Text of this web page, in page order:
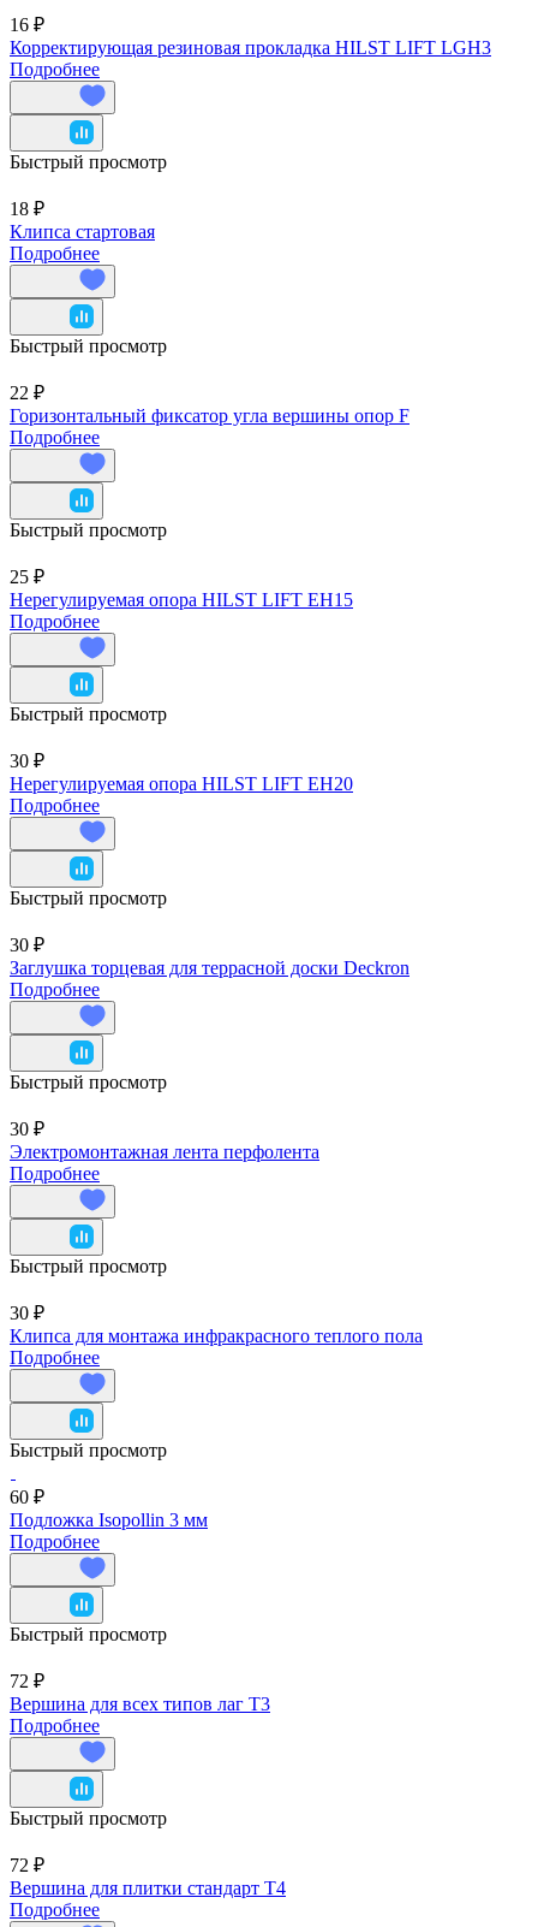
16 ₽
Корректирующая резиновая прокладка HILST LIFT LGH3
Подробнее
Быстрый просмотр
18 ₽
Клипса стартовая
Подробнее
Быстрый просмотр
22 ₽
Горизонтальный фиксатор угла вершины опор F
Подробнее
Быстрый просмотр
25 ₽
Нерегулируемая опора HILST LIFT ЕН15
Подробнее
Быстрый просмотр
30 ₽
Нерегулируемая опора HILST LIFT ЕН20
Подробнее
Быстрый просмотр
30 ₽
Заглушка торцевая для террасной доски Deckron
Подробнее
Быстрый просмотр
30 ₽
Электромонтажная лента перфолента
Подробнее
Быстрый просмотр
30 ₽
Клипса для монтажа инфракрасного теплого пола
Подробнее
Быстрый просмотр
60 ₽
Подложка Isopollin 3 мм
Подробнее
Быстрый просмотр
72 ₽
Вершина для всех типов лаг T3
Подробнее
Быстрый просмотр
72 ₽
Вершина для плитки стандарт T4
Подробнее